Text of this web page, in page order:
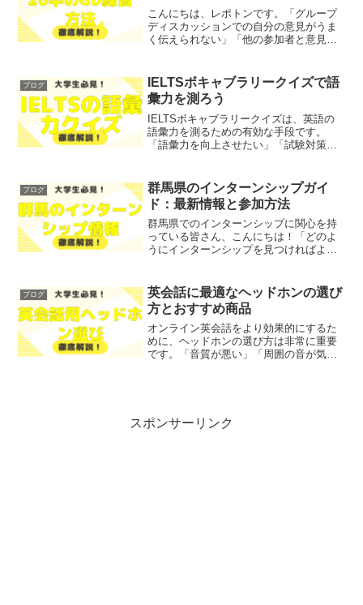
こんにちは、レポトンです。「グループ
ディスカッションでの自分の意見がうま
く伝えられない」「他の参加者と意見が
は、効果的なグループディスカッション
の練習方法を、わかりやすく...
ブログ
IELTSボキャブラリークイズで語
彙力を測ろう
IELTSボキャブラリークイズは、英語の
語彙力を測るための有効な手段です。
「語彙力を向上させたい」「試験対策を
イズの重要性について、わかりやすく解
説します！レポトン...
ブログ
群馬県のインターンシップガイ
ド：最新情報と参加方法
群馬県でのインターンシップに関心を持
っている皆さん、こんにちは！「どのよ
うにインターンシップを見つければよい
で今回は、群馬県のインターンシップに
関する最新情報や参加方法...
ブログ
英会話に最適なヘッドホンの選び
方とおすすめ商品
オンライン英会話をより効果的にするた
めに、ヘッドホンの選び方は非常に重要
です。「音質が悪い」「周囲の音が気に
スポンサーリンク